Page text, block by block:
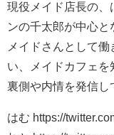
現役メイド店長の、
ンの千太郎が中心と
メイドさんとして
い、メイドカフェ
裏側や内情を発信し
はむ https://